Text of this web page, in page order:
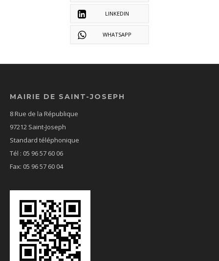
LINKEDIN
WHATSAPP
MAIRIE DE SAINT-JOSEPH
8 Rue de la République
97212 Saint-Joseph
Standard téléphonique
Tél : 05 96 57 60 06
Fax: 05 96 57 60 04